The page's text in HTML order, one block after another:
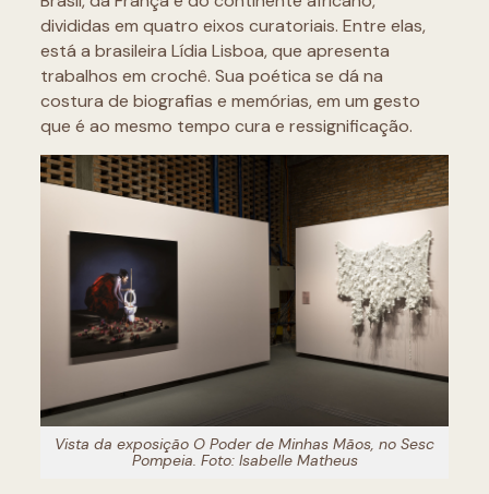
divididas em quatro eixos curatoriais. Entre elas,
está a brasileira Lídia Lisboa, que apresenta
trabalhos em crochê. Sua poética se dá na
costura de biografias e memórias, em um gesto
que é ao mesmo tempo cura e ressignificação.
Vista da exposição O Poder de Minhas Mãos, no Sesc
Pompeia. Foto: Isabelle Matheus